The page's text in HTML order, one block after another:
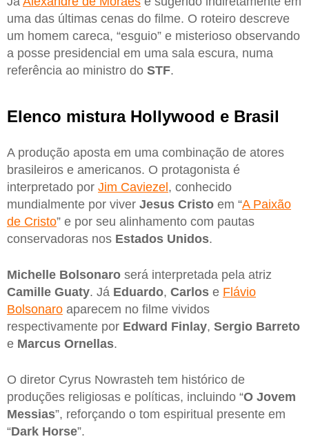
uma das últimas cenas do filme. O roteiro descreve
um homem careca, “esguio” e misterioso observando
a posse presidencial em uma sala escura, numa
referência ao ministro do STF.
Elenco mistura Hollywood e Brasil
A produção aposta em uma combinação de atores
brasileiros e americanos. O protagonista é
interpretado por Jim Caviezel , conhecido
mundialmente por viver Jesus Cristo em “A Paixão
de Cristo” e por seu alinhamento com pautas
conservadoras nos Estados Unidos.
Michelle Bolsonaro será interpretada pela atriz
Camille Guaty. Já Eduardo, Carlos e Flávio
Bolsonaro aparecem no filme vividos
respectivamente por Edward Finlay, Sergio Barreto
e Marcus Ornellas.
O diretor Cyrus Nowrasteh tem histórico de
produções religiosas e políticas, incluindo “O Jovem
Messias”, reforçando o tom espiritual presente em
“Dark Horse”.